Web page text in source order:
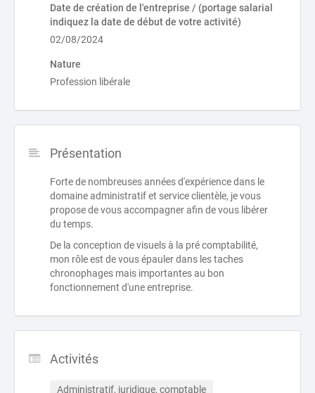
Date de création de l'entreprise / (portage salarial
indiquez la date de début de votre activité)
02/08/2024
Nature
Profession libérale
Présentation
Forte de nombreuses années d'expérience dans le
domaine administratif et service clientèle, je vous
propose de vous accompagner afin de vous libérer
du temps.
De la conception de visuels à la pré comptabilité,
mon rôle est de vous épauler dans les taches
chronophages mais importantes au bon
fonctionnement d'une entreprise.
Activités
Administratif, juridique, comptable